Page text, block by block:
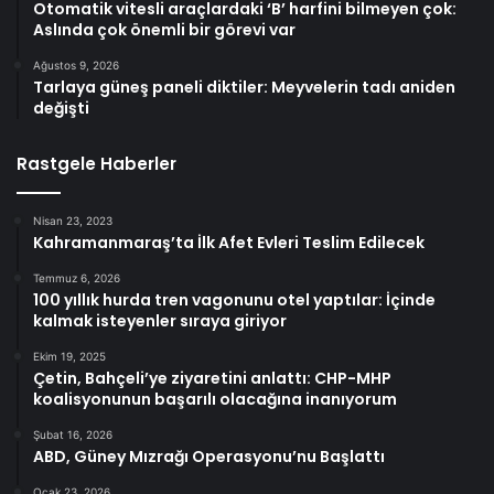
Otomatik vitesli araçlardaki ‘B’ harfini bilmeyen çok:
Aslında çok önemli bir görevi var
Ağustos 9, 2026
Tarlaya güneş paneli diktiler: Meyvelerin tadı aniden
değişti
Rastgele Haberler
Nisan 23, 2023
Kahramanmaraş’ta İlk Afet Evleri Teslim Edilecek
Temmuz 6, 2026
100 yıllık hurda tren vagonunu otel yaptılar: İçinde
kalmak isteyenler sıraya giriyor
Ekim 19, 2025
Çetin, Bahçeli’ye ziyaretini anlattı: CHP-MHP
koalisyonunun başarılı olacağına inanıyorum
Şubat 16, 2026
ABD, Güney Mızrağı Operasyonu’nu Başlattı